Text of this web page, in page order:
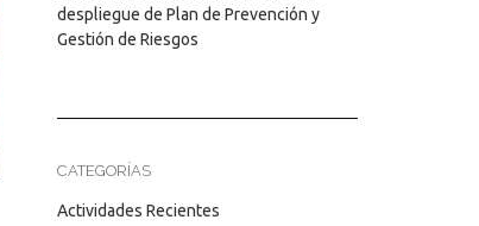
despliegue de Plan de Prevención y
Gestión de Riesgos
CATEGORÍAS
Actividades Recientes